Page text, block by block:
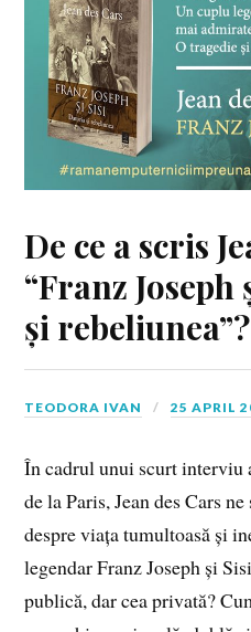
De ce a scris
“Franz
și rebeliunea”?
TEODORA IVAN 25 APRIL
În cadrul unui scurt interviu
de la Paris, Jean des Cars
despre viața tumultoasă și
legendar Franz Joseph și
publică, dar cea privată?